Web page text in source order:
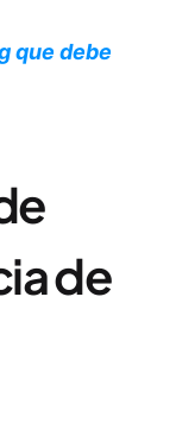
que debe
de